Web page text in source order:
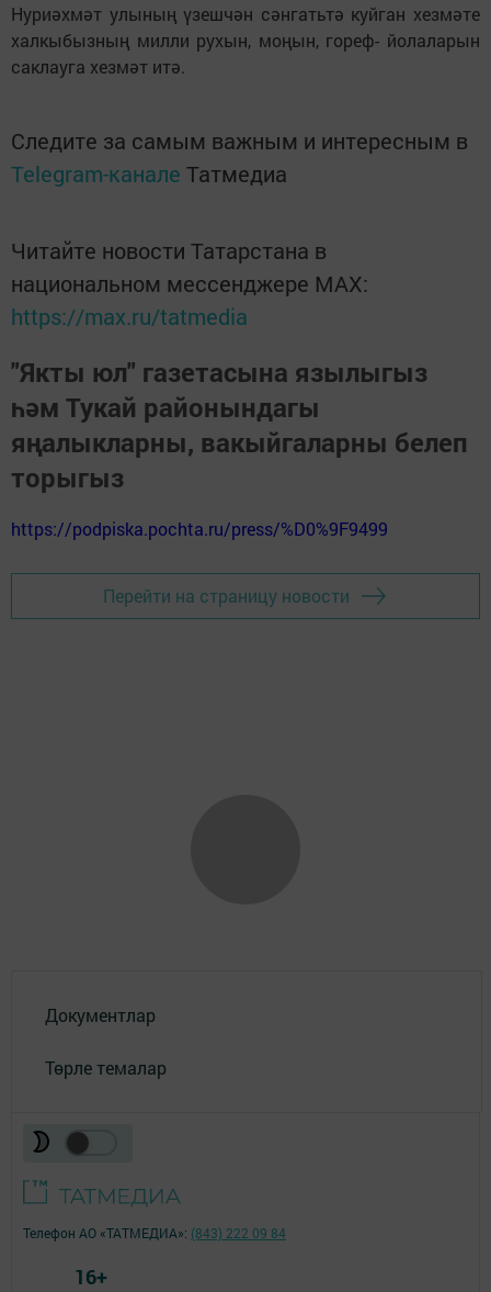
Нуриәхмәт улының үзешчән сәнгатьтә куйган хезмәте
халкыбызның милли рухын, моңын, гореф- йолаларын
саклауга хезмәт итә.
Следите за самым важным и интересным в
Telegram-канале Татмедиа
Читайте новости Татарстана в
национальном мессенджере MАХ:
https://max.ru/tatmedia
"Якты юл" газетасына язылыгыз
һәм Тукай районындагы
яңалыкларны, вакыйгаларны белеп
торыгыз
https://podpiska.pochta.ru/press/%D0%9F9499
Перейти на страницу новости
Документлар
Төрле темалар
Телефон АО «ТАТМЕДИА»: (843) 222 09 84
16+